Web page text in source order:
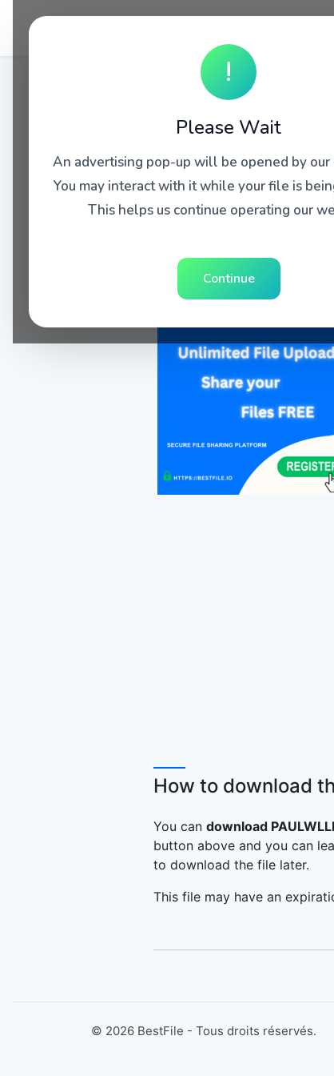
!
Please Wait
An advertising pop-up will be opened by our
You may interact with it while your file is
This helps us continue operating our
Continue
How to download
You can download
button above and you can
to download the file later.
This file may have an
© 2026 BestFile - Tous droits réservés.